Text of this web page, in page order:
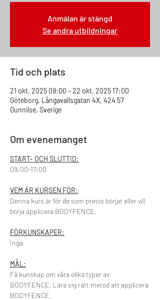
Anmälan är stängd
Se andra utbildningar
Tid och plats
21 okt. 2025 09:00 – 22 okt. 2025 17:00
Göteborg, Långavallsgatan 4X, 424 57
Gunnilse, Sverige
Om evenemanget
​START- OCH SLUTTID:
09:00-17:00
VEM ÄR KURSEN FÖR:
Denna kurs är för de som precis börjat eller vill
börja applicera BODYFENCE.
FÖRKUNSKAPER:
Inga
MÅL:
Få kunskap om våra olika typer av
BODYFENCE. Lära sig rätt metod att applicera
BODYFENCE.